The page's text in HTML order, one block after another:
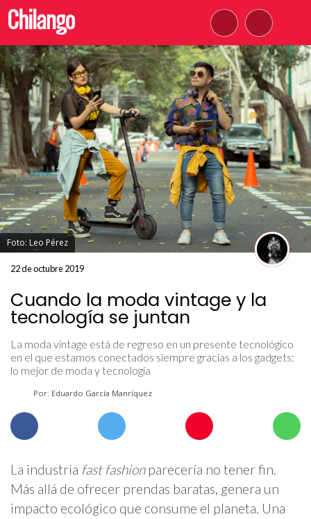
Foto: Leo Pérez
22 de octubre 2019
Cuando la moda vintage y la
tecnología se juntan
La moda vintage está de regreso en un presente tecnológico
en el que estamos conectados siempre gracias a los gadgets:
lo mejor de moda y tecnología
Por: Eduardo García Manríquez
La industria fast fashionparecería no tener fin.
Más allá de ofrecer prendas baratas, genera un
impacto ecológico que consume el planeta. Una